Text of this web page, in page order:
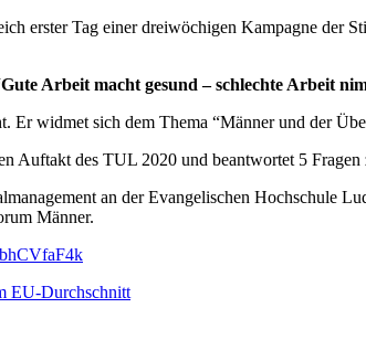
erster Tag einer dreiwöchigen Kampagne
Arbeit macht gesund – schlechte Arbeit
Er widmet sich dem Thema “Männer und der
Auftakt des TUL 2020 und beantwortet 5
an der Evangelischen Hochschule
Männer.
EU-Durchschnitt